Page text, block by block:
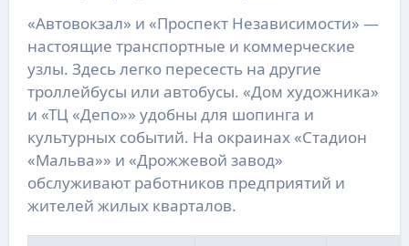
«Автовокзал» и «Проспект Независимости» —
настоящие транспортные и коммерческие
узлы. Здесь легко пересесть на другие
троллейбусы или автобусы. «Дом художника»
и «ТЦ «Депо»» удобны для шопинга и
культурных событий. На окраинах «Стадион
«Мальва»» и «Дрожжевой завод»
обслуживают работников предприятий и
жителей жилых кварталов.